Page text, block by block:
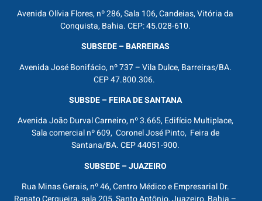
Avenida Olívia Flores, nº 286, Sala 106, Candeias, Vitória da
Conquista, Bahia. CEP: 45.028-610.
SUBSEDE – BARREIRAS
Avenida José Bonifácio, nº 737 – Vila Dulce, Barreiras/BA.
CEP 47.800.306.
SUBSDE – FEIRA DE SANTANA
Avenida João Durval Carneiro, nº 3.665, Edifício Multiplace,
Sala comercial nº 609, Coronel José Pinto, Feira de
Santana/BA. CEP 44051-900.
SUBSEDE – JUAZEIRO
Rua Minas Gerais, nº 46, Centro Médico e Empresarial Dr.